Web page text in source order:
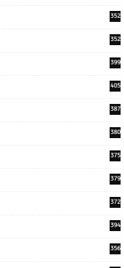
352
352
399
405
387
380
375
379
372
394
356